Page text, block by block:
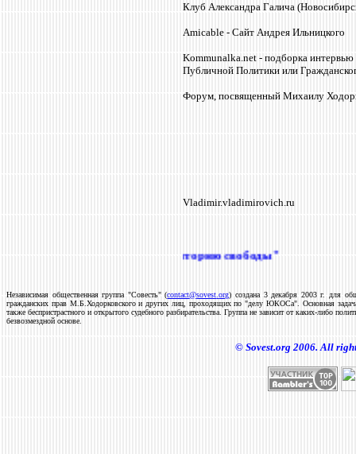
Клуб Александра Галича
Amicable - Сайт Андрея Ильницкого
Kommunalka.net - подборка
Публичной Политики или
Форум, посвященный Михаилу
Vladimir.vladimirovich.ru
в акции "Расширим территорию свободы"
Независимая общественная группа "Совесть" (contact@sovest .org) создана 3 декабря 2003 г. для
гражданских прав М.Б.Ходорковского и других лиц, проходящих по "делу ЮКОСа".
Основная
также беспристрастного и открытого судебного разбирательства. Группа не зависит от каких-либо
безвозмездной основе.
© Sovest.org 2006.All